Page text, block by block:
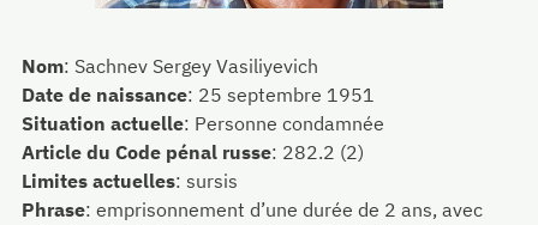
Nom: Sachnev Sergey Vasiliyevich
Date de naissance: 25 septembre 1951
Situation actuelle: Personne condamnée
Article du Code pénal russe: 282.2 (2)
Limites actuelles: sursis
Phrase: emprisonnement d’une durée de 2 ans, avec